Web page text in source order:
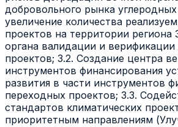
добровольного рынка
увеличение количества
проектов на территории региона
органа валидации и верификации
проектов; 3.2. Создание центра
инструментов финансирования
развития в части инструментов
переходных проектов; 3.3.
стандартов климатических
приоритетным направлениям